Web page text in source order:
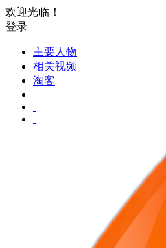
欢迎光临！
登录
主要人物
相关视频
淘客